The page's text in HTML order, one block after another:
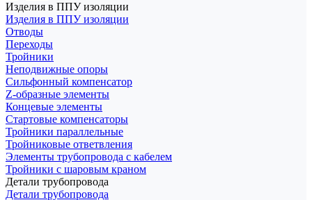
Изделия в ППУ изоляции
Изделия в ППУ изоляции
Отводы
Переходы
Тройники
Неподвижные опоры
Cильфонный компенсатор
Z-образные элементы
Концевые элементы
Стартовые компенсаторы
Тройники параллельные
Тройниковые ответвления
Элементы трубопровода с кабелем
Тройники с шаровым краном
Детали трубопровода
Детали трубопровода